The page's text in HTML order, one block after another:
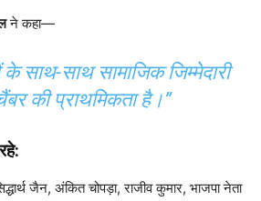
ने कहा—
के साथ-साथ सामाजिक जिम्मेदारी
की प्राथमिकता है।”
जैन, अंकित चोपड़ा, राजीव कुमार, भाजपा नेता